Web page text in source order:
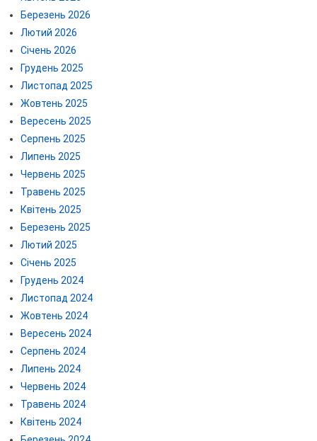
Березень 2026
Лютий 2026
Січень 2026
Грудень 2025
Листопад 2025
Жовтень 2025
Вересень 2025
Серпень 2025
Липень 2025
Червень 2025
Травень 2025
Квітень 2025
Березень 2025
Лютий 2025
Січень 2025
Грудень 2024
Листопад 2024
Жовтень 2024
Вересень 2024
Серпень 2024
Липень 2024
Червень 2024
Травень 2024
Квітень 2024